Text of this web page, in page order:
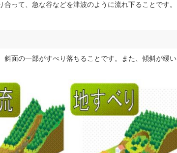
って、急な谷などを津波のように流れ下ることです。
面の一部がすべり落ちることです。また、傾斜が緩い